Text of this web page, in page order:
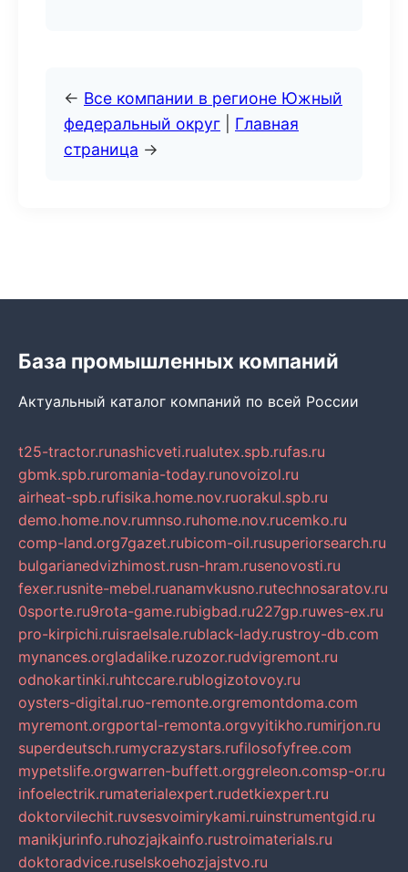
← Все компании в регионе Южный
федеральный округ
Главная
страница →
База промышленных компаний
Актуальный каталог компаний по всей России
t25-tractor.runashicveti.rualutex.spb.rufas.ru
gbmk.spb.ruromania-today.runovoizol.ru
airheat-spb.rufisika.home.nov.ruorakul.spb.ru
demo.home.nov.rumnso.ruhome.nov.rucemko.ru
comp-land.org7gazet.rubicom-oil.rusuperiorsearch.ru
bulgarianedvizhimost.rusn-hram.rusenovosti.ru
fexer.rusnite-mebel.ruanamvkusno.rutechnosaratov.ru
0sporte.ru9rota-game.rubigbad.ru227gp.ruwes-ex.ru
pro-kirpichi.ruisraelsale.rublack-lady.rustroy-db.com
mynances.orgladalike.ruzozor.rudvigremont.ru
odnokartinki.ruhtccare.rublogizotovoy.ru
oysters-digital.ruo-remonte.orgremontdoma.com
myremont.orgportal-remonta.orgvyitikho.rumirjon.ru
superdeutsch.rumycrazystars.rufilosofyfree.com
mypetslife.orgwarren-buffett.orggreleon.comsp-or.ru
infoelectrik.rumaterialexpert.rudetkiexpert.ru
doktorvilechit.ruvsesvoimirykami.ruinstrumentgid.ru
manikjurinfo.ruhozjajkainfo.rustroimaterials.ru
doktoradvice.ruselskoehozjajstvo.ru